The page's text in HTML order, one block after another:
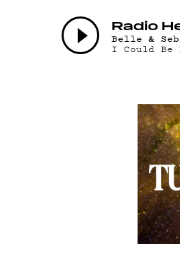
Radio
Belle &
I Could Be